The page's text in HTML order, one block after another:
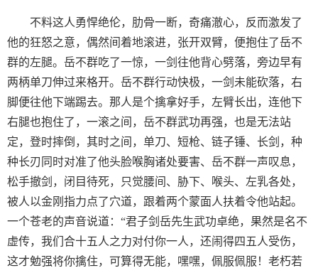
不料这人勇悍绝伦，肋骨一断，奇痛澈心，反而激发了
他的狂怒之意，偶然间着地滚进，张开双臂，便抱住了岳不
群的左腿。岳不群吃了一惊，一剑往他背心劈落，旁边早有
两柄单刀伸过来格开。岳不群行动快极，一剑未能砍落，右
脚便往他下端踢去。那人是个擒拿好手，左臂长出，连他下
右腿也抱住了，一滚之间，岳不群武功再强，也是无法站
定，登时摔倒，其时之间，单刀、短枪、链子锤、长剑，种
种长刃同时对准了他头脸喉胸诸处要害、岳不群一声叹息，
松手撤剑，闭目待死，只觉腰间、胁下、喉头、左乳各处，
被人以金刚指力点了穴道，跟着两个蒙面人扶着令他站起。
一个苍老的声音说道：“君子剑岳先生武功卓绝，果然是名不
虚传，我们合十五人之力对付你一人，还闹得四五人受伤，
这才勉强将你擒住，可算得无能，嘿嘿，佩服佩服！老朽若